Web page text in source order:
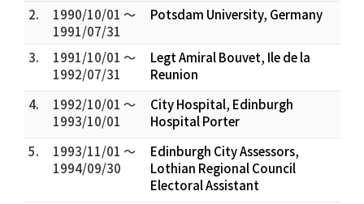
2.
1990/10/01 ～
1991/07/31
Potsdam University, Germany
3.
1991/10/01 ～
1992/07/31
Legt Amiral Bouvet, Ile de la
Reunion
4.
1992/10/01 ～
1993/10/01
City Hospital, Edinburgh
Hospital Porter
5.
1993/11/01 ～
1994/09/30
Edinburgh City Assessors,
Lothian Regional Council
Electoral Assistant